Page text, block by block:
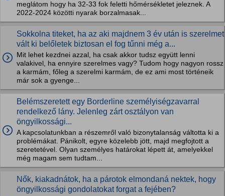
meglátom hogy ha 32-33 fok feletti hőmérsékletet jeleznek. A
2022-2024 közötti nyarak borzalmasak...
Sokkolna titeket, ha az aki majdnem 3 év után is szerelmet
vált ki belőletek biztosan el fog tűnni még a...
Mit lehet kezdnei azzal, ha csak akkor tudsz együtt lenni
valakivel, ha ennyire szerelmes vagy? Tudom hogy nagyon rossz
a karmám, főleg a szerelmi karmám, de ez ami most történeik
már sok a gyenge...
Belémszeretett egy Borderline személyiségzavarral
rendelkező lány. Jelenleg zárt osztályon van
öngyilkossági...
A kapcsolatunkban a részemről való bizonytalanság váltotta ki a
problémákat. Pánikolt, egyre közelebb jött, majd megfojtott a
szeretetével. Olyan személyes határokat lépett át, amelyekkel
még magam sem tudtam...
Nők, kiakadnátok, ha a párotok elmondaná nektek, hogy
öngyilkossági gondolatokat forgat a fejében?